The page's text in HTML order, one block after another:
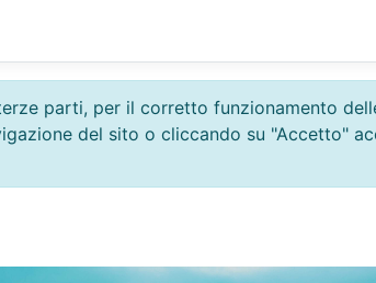
parti, per il corretto funzionamento
del sito o cliccando su "Accetto"